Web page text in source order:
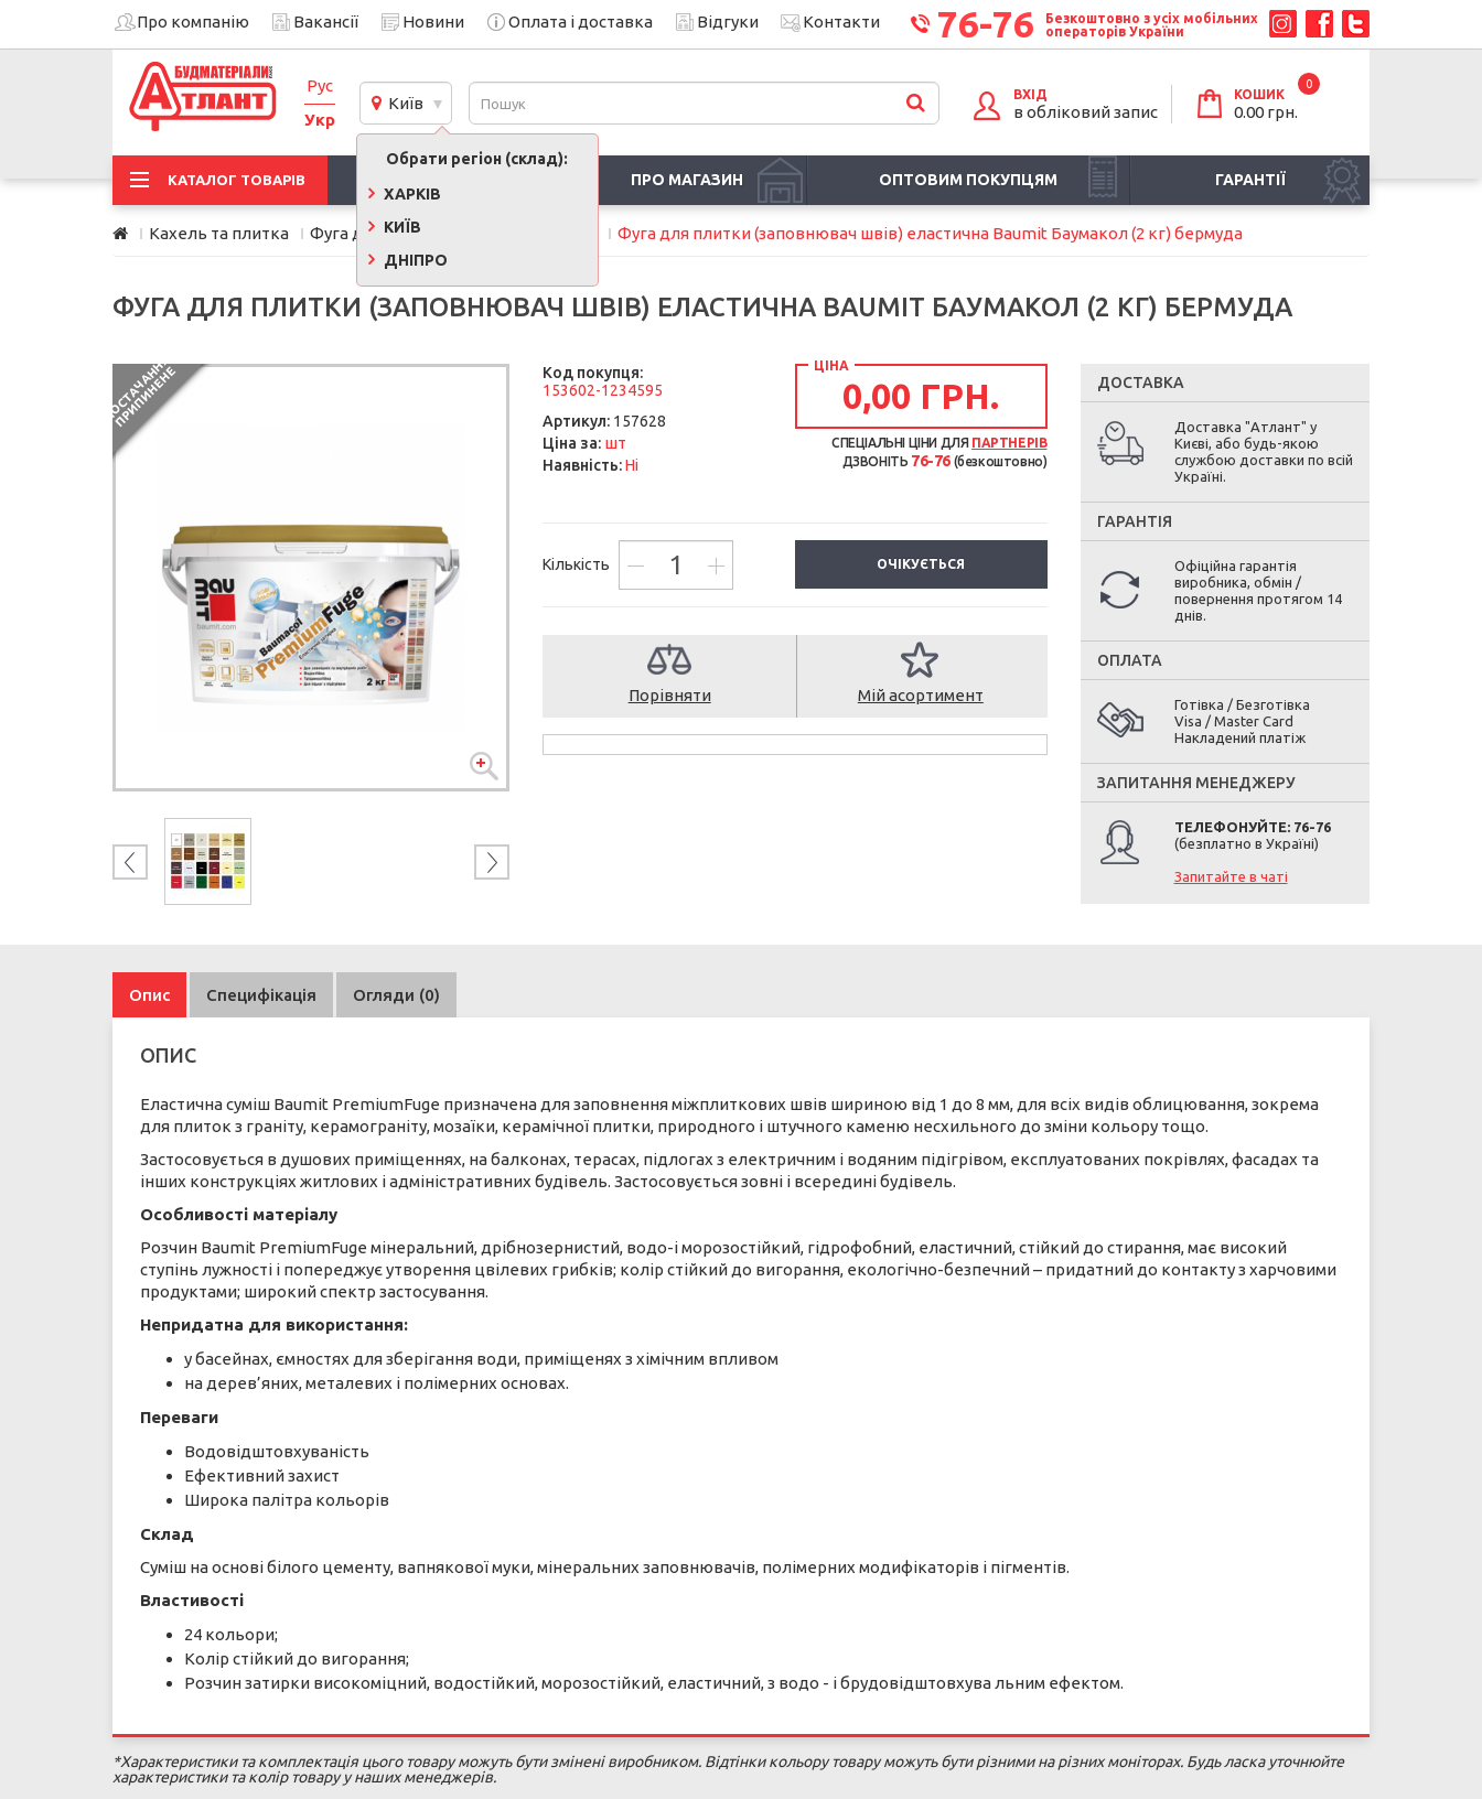
Про компанію Вакансії Новини Оплата і доставка Відгуки Контакти 76-76
Безкоштовно з усіх мобільних
операторів України
Рус
Укр
Київ
Обрати регіон (склад):
ХАРКІВ
КИЇВ
ДНІПРО
ВХІД
в обліковий запис
КОШИК
0
0.00 грн.
КАТАЛОГ ТОВАРІВ ПРО МАГАЗИН ОПТОВИМ ПОКУПЦЯМ ГАРАНТІЇ
Кахель та плитка Фуга для плитки (затиральна суміш) Фуга для плитки (заповнювач швів) еластична Baumit Баумакол (2 кг) бермуда
ФУГА ДЛЯ ПЛИТКИ (ЗАПОВНЮВАЧ ШВІВ) ЕЛАСТИЧНА BAUMIT БАУМАКОЛ (2 КГ) БЕРМУДА
П
О
С
Т
А
Ч
А
Н
Н
Я
П
Р
И
П
И
Н
Е
Н
Е
Код покупця:
153602-1234595
Артикул: 157628
Ціна за: шт
Наявність:Ні
ЦІНА
0,00 ГРН.
СПЕЦІАЛЬНІ ЦІНИ ДЛЯ ПАРТНЕРІВ
ДЗВОНІТЬ 76-76 (безкоштовно)
Кількість ОЧІКУЄТЬСЯ
Порівняти Мій асортимент
ДОСТАВКА
Доставка "Атлант" у
Києві, або будь-якою
службою доставки по всій
Україні.
ГАРАНТІЯ
Офіційна гарантія
виробника, обмін /
повернення протягом 14
днів.
ОПЛАТА
Готівка / Безготівка
Visa / Master Card
Накладений платіж
ЗАПИТАННЯ МЕНЕДЖЕРУ
ТЕЛЕФОНУЙТЕ: 76-76
(безплатно в Україні)
Запитайте в чаті
Опис Специфікація Огляди (0)
ОПИС
Еластична суміш Baumit PremiumFuge призначена для заповнення міжплиткових швів шириною від 1 до 8 мм, для всіх видів облицювання, зокрема
для плиток з граніту, керамограніту, мозаїки, керамічної плитки, природного і штучного каменю несхильного до зміни кольору тощо.
Застосовується в душових приміщеннях, на балконах, терасах, підлогах з електричним і водяним підігрівом, експлуатованих покрівлях, фасадах та
інших конструкціях житлових і адміністративних будівель. Застосовується зовні і всередині будівель.
Особливості матеріалу
Розчин Baumit PremiumFuge мінеральний, дрібнозернистий, водо-і морозостійкий, гідрофобний, еластичний, стійкий до стирання, має високий
ступінь лужності і попереджує утворення цвілевих грибків; колір стійкий до вигорання, екологічно-безпечний – придатний до контакту з харчовими
продуктами; широкий спектр застосування.
Непридатна для використання:
у басейнах, ємностях для зберігання води, приміщенях з хімічним впливом
на дерев’яних, металевих і полімерних основах.
Переваги
Водовідштовхуваність
Ефективний захист
Широка палітра кольорів
Склад
Суміш на основі білого цементу, вапнякової муки, мінеральних заповнювачів, полімерних модифікаторів і пігментів.
Властивості
24 кольори;
Колір стійкий до вигорання;
Розчин затирки високоміцний, водостійкий, морозостійкий, еластичний, з водо - і брудовідштовхува льним ефектом.
*Характеристики та комплектація цього товару можуть бути змінені виробником. Відтінки кольору товару можуть бути різними на різних моніторах. Будь ласка уточнюйте
характеристики та колір товару у наших менеджерів.